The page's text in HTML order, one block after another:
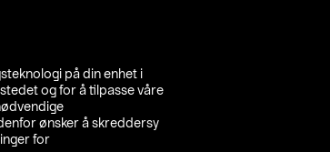
på din enhet i
og for å tilpasse våre
ønsker å skreddersy
for